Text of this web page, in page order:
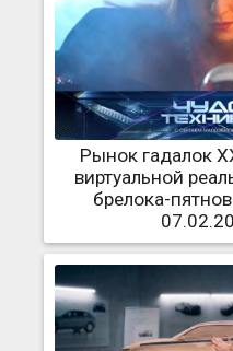
Рынок гадалок
виртуальной
брелока-